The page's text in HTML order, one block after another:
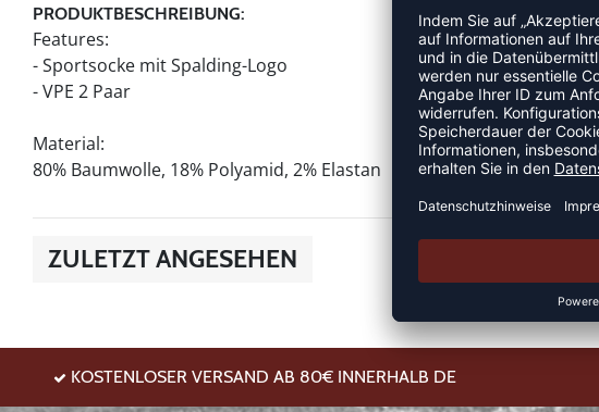
PRODUKTBESCHREIBUNG:
Features:
- Sportsocke mit Spalding-Logo
- VPE 2 Paar
Material:
80% Baumwolle, 18% Polyamid, 2% Elastan
ZULETZT ANGESEHEN
KOSTENLOSER VERSAND AB 80€ INNERHALB DE